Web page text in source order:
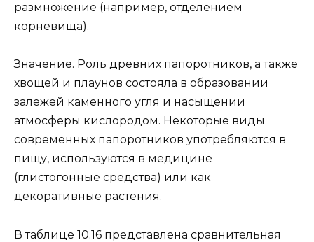
размножение (например, отделением
корневища).
Значение. Роль древних папоротников, а также
хвощей и плаунов состояла в образовании
залежей каменного угля и насыщении
атмосферы кислородом. Некоторые виды
современных папоротников употребляются в
пищу, используются в медицине
(глистогонные средства) или как
декоративные растения.
В таблице 10.16 представлена сравнительная